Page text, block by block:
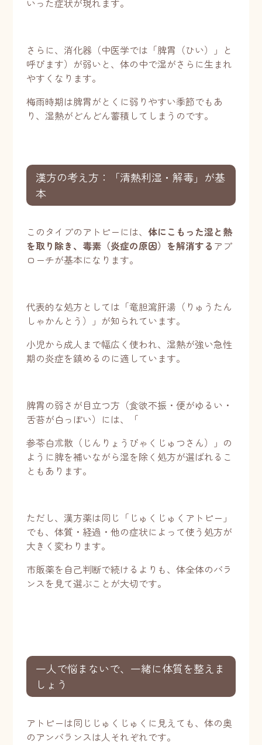
いった症状が現れます。
さらに、消化器（中医学では「脾胃（ひい）」と
呼びます）が弱いと、体の中で湿がさらに生まれ
やすくなります。
梅雨時期は脾胃がとくに弱りやすい季節でもあ
り、湿熱がどんどん蓄積してしまうのです。
漢方の考え方：「清熱利湿・解毒」が基
本
このタイプのアトピーには、 体にこもった湿と熱
を取り除き、毒素（炎症の原因）を解消する アプ
ローチが基本になります。
代表的な処方としては「竜胆瀉肝湯（りゅうたん
しゃかんとう）」が知られています。
小児から成人まで幅広く使われ、湿熱が強い急性
期の炎症を鎮めるのに適しています。
脾胃の弱さが目立つ方（食欲不振・便がゆるい・
舌苔が白っぽい）には、「
参苓白朮散（じんりょうびゃくじゅつさん）」の
ように脾を補いながら湿を除く処方が選ばれるこ
ともあります。
ただし、漢方薬は同じ「じゅくじゅくアトピー」
でも、体質・経過・他の症状によって使う処方が
大きく変わります。
市販薬を自己判断で続けるよりも、体全体のバラ
ンスを見て選ぶことが大切です。
一人で悩まないで、一緒に体質を整えま
しょう
アトピーは同じじゅくじゅくに見えても、体の奥
のアンバランスは人それぞれです。